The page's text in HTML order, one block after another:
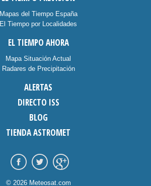
Mapas del Tiempo España
El Tiempo por Localidades
EL TIEMPO AHORA
Mapa Situación Actual
Radares de Precipitación
ALERTAS
DIRECTO ISS
BLOG
TIENDA ASTROMET
© 2026 Meteosat.com